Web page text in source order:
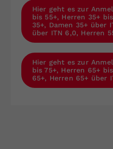
Hier geht es zur
bis 55+, Herren 35+
35+, Damen 35+ über
über ITN 6,0, Herren
Hier geht es zur
bis 75+, Herren 65+
65+, Herren 65+ über